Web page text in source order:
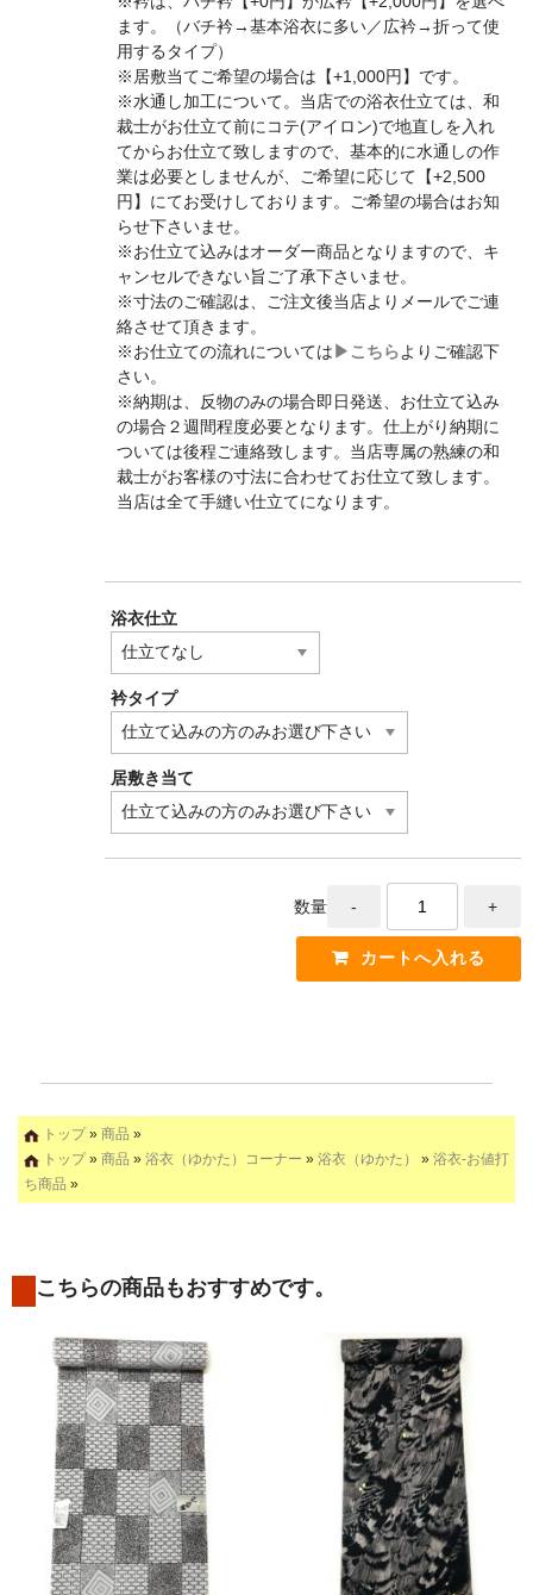
ます。（バチ衿→基本浴衣に多い／広衿→折って使
用するタイプ）
※居敷当てご希望の場合は【+1,000円】です。
※水通し加工について。当店での浴衣仕立ては、和
裁士がお仕立て前にコテ(アイロン)で地直しを入れ
てからお仕立て致しますので、基本的に水通しの作
業は必要としませんが、ご希望に応じて【+2,500
円】にてお受けしております。ご希望の場合はお知
らせ下さいませ。
※お仕立て込みはオーダー商品となりますので、キ
ャンセルできない旨ご了承下さいませ。
※寸法のご確認は、ご注文後当店よりメールでご連
絡させて頂きます。
※お仕立ての流れについては ▶︎こちらよりご確認下
さい。
※納期は、反物のみの場合即日発送、お仕立て込み
の場合２週間程度必要となります。仕上がり納期に
ついては後程ご連絡致します。当店専属の熟練の和
裁士がお客様の寸法に合わせてお仕立て致します。
当店は全て手縫い仕立てになります。
浴衣仕立
衿タイプ
居敷き当て
数量
トップ» 商品 »
トップ» 商品 » 浴衣（ゆかた）コーナー » 浴衣（ゆかた） » 浴衣-お値打
ち商品 »
こちらの商品もおすすめです。